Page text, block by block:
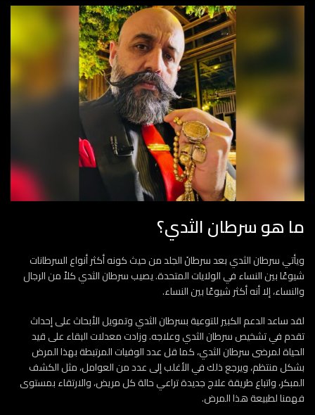
ما هو سرطان الثدي؟
ويأتي سرطان الثدي بعد سرطانَ الجلد من حيث كونه أكثر أنواع السرطانات
شيوعًا بين النساء في الولايات المتحدة. يصيب سرطان الثدي كلاً من الرجال
والنساء، إلا أنه أكثر شيوعًا بين النساء.
لقد ساعد الدعم الكبير للتوعية بسرطان الثدي وتمويل الأبحاث على إحداث
تقدم في تشخيص سرطان الثدي وعلاجه. وزادت معدلات البقاء على قيد
الحياة لمرضى سرطان الثدي، كما قل عدد الوفيات المرتبطة بهذا المرض
بشكل منتظم، ويرجع ذلك في الأغلب إلى عدد من العوامل، مثل الكشف
المبكر، واتباع طريقة علاج جديدة تراعي حالة كل مريض، والارتقاء بمستوى
فهمنا لطبيعة هذا المرض.